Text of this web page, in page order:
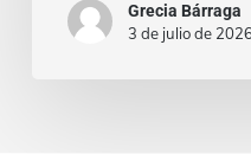
Grecia Bárraga
3 de julio de